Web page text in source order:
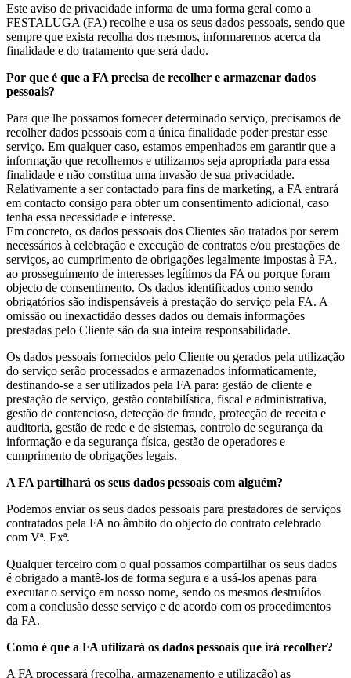
Este aviso de privacidade informa de uma forma geral como a
FESTALUGA (FA) recolhe e usa os seus dados pessoais, sendo que
sempre que exista recolha dos mesmos, informaremos acerca da
finalidade e do tratamento que será dado.
Por que é que a FA precisa de recolher e armazenar dados
pessoais?
Para que lhe possamos fornecer determinado serviço, precisamos de
recolher dados pessoais com a única finalidade poder prestar esse
serviço. Em qualquer caso, estamos empenhados em garantir que a
informação que recolhemos e utilizamos seja apropriada para essa
finalidade e não constitua uma invasão de sua privacidade.
Relativamente a ser contactado para fins de marketing, a FA entrará
em contacto consigo para obter um consentimento adicional, caso
tenha essa necessidade e interesse.
Em concreto, os dados pessoais dos Clientes são tratados por serem
necessários à celebração e execução de contratos e/ou prestações de
serviços, ao cumprimento de obrigações legalmente impostas à FA,
ao prosseguimento de interesses legítimos da FA ou porque foram
objecto de consentimento. Os dados identificados como sendo
obrigatórios são indispensáveis à prestação do serviço pela FA. A
omissão ou inexactidão desses dados ou demais informações
prestadas pelo Cliente são da sua inteira responsabilidade.
Os dados pessoais fornecidos pelo Cliente ou gerados pela utilização
do serviço serão processados e armazenados informaticamente,
destinando-se a ser utilizados pela FA para: gestão de cliente e
prestação de serviço, gestão contabilística, fiscal e administrativa,
gestão de contencioso, detecção de fraude, protecção de receita e
auditoria, gestão de rede e de sistemas, controlo de segurança da
informação e da segurança física, gestão de operadores e
cumprimento de obrigações legais.
A FA partilhará os seus dados pessoais com alguém?
Podemos enviar os seus dados pessoais para prestadores de serviços
contratados pela FA no âmbito do objecto do contrato celebrado
com Vª. Exª.
Qualquer terceiro com o qual possamos compartilhar os seus dados
é obrigado a mantê-los de forma segura e a usá-los apenas para
executar o serviço em nosso nome, sendo os mesmos destruídos
com a conclusão desse serviço e de acordo com os procedimentos
da FA.
Como é que a FA utilizará os dados pessoais que irá recolher?
A FA processará (recolha, armazenamento e utilização) as